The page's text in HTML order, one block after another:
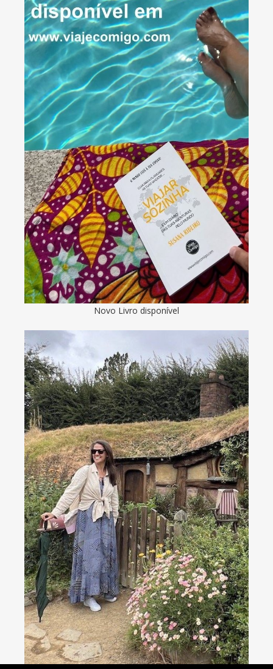
Novo Livro disponível